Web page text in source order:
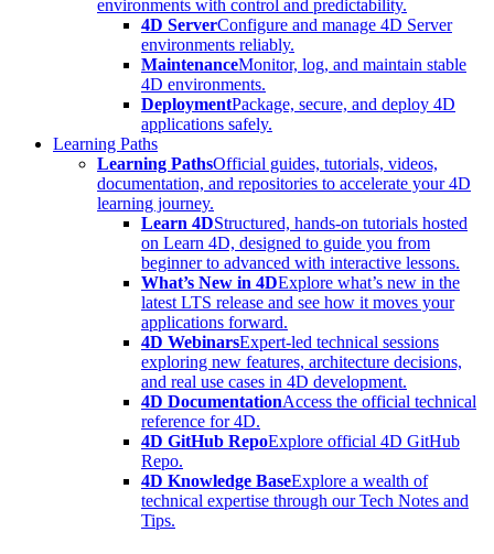
environments with control and predictability.
4D ServerConfigure and manage 4D Server
environments reliably.
MaintenanceMonitor, log, and maintain stable
4D environments.
DeploymentPackage, secure, and deploy 4D
applications safely.
Learning Paths
Learning PathsOfficial guides, tutorials, videos,
documentation, and repositories to accelerate your 4D
learning journey.
Learn 4DStructured, hands-on tutorials hosted
on Learn 4D, designed to guide you from
beginner to advanced with interactive lessons.
What’s New in 4DExplore what’s new in the
latest LTS release and see how it moves your
applications forward.
4D WebinarsExpert-led technical sessions
exploring new features, architecture decisions,
and real use cases in 4D development.
4D DocumentationAccess the official technical
reference for 4D.
4D GitHub RepoExplore official 4D GitHub
Repo.
4D Knowledge BaseExplore a wealth of
technical expertise through our Tech Notes and
Tips.